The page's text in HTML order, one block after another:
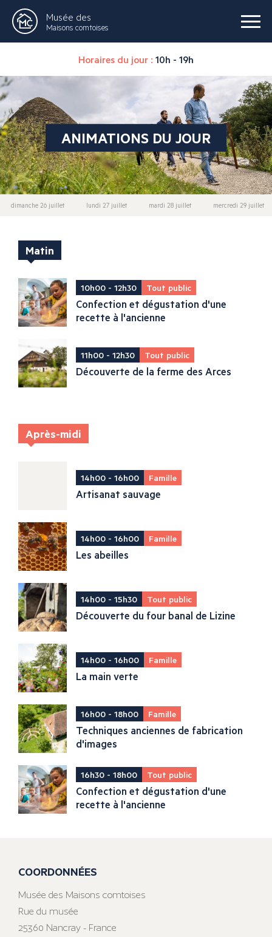
Musée des
Maisons comtoises
Horaires du jour : 10h - 19h
ANIMATIONS DU JOUR
dimanche 26 juillet lundi 27 juillet mardi 28 juillet mercredi 29 juillet
Matin
10h00 - 12h30 Tout public
Confection et dégustation d'une
recette à l'ancienne
11h00 - 12h30 Tout public
Découverte de la ferme des Arces
Après-midi
14h00 - 16h00 Famille
Artisanat sauvage
14h00 - 16h00 Famille
Les abeilles
14h00 - 15h30 Tout public
Découverte du four banal de Lizine
14h00 - 16h00 Famille
La main verte
16h00 - 18h00 Famille
Techniques anciennes de fabrication
d'images
16h30 - 18h00 Tout public
Confection et dégustation d'une
recette à l'ancienne
COORDONNÉES
Musée des Maisons comtoises
Rue du musée
25360 Nancray - France